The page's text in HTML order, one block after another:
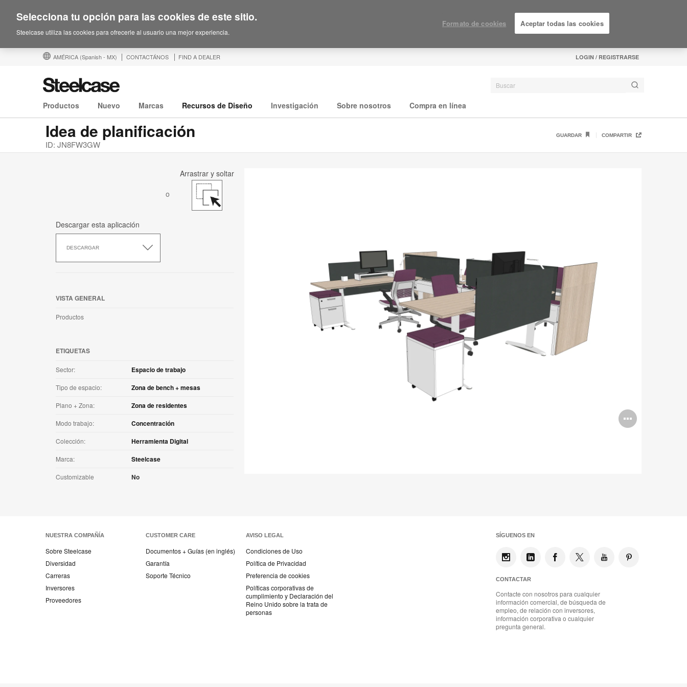
AMÉRICA (Spanish - MX) CONTACTÁNOS FIND A DEALER LOGIN / REGISTRARSE
Productos Nuevo Marcas Recursos de Diseño Investigación Sobre nosotros Compra en línea
Idea de planificación
ID: JN8FW3GW
GUARDAR COMPARTIR
Open
Arrastrar y soltar
o
Descargar esta aplicación
DESCARGAR
esta
VISTA GENERAL
Productos
ETIQUETAS
Sector: Espacio de trabajo
Tipo de espacio: Zona de bench + mesas
Plano + Zona: Zona de residentes
Modo trabajo: Concentración
Colección: Herramienta Digital
Marca: Steelcase
Customizable No
NUESTRA COMPAÑÍA
Sobre Steelcase
Diversidad
Carreras
Inversores
Proveedores
CUSTOMER CARE
Documentos + Guías (en inglés)
Garantía
Soporte Técnico
AVISO LEGAL
Condiciones de Uso
Política de Privacidad
Preferencia de cookies
Políticas corporativas de
cumplimiento y Declaración del
Reino Unido sobre la trata de
personas
SÍGUENOS EN
CONTACTAR
Contacte con nosotros para cualquier
información comercial, de búsqueda de
empleo, de relación con inversores,
información corporativa o cualquier
pregunta general.
Selecciona tu opción para las cookies de este sitio.
Steelcase utiliza las cookies para ofrecerle al usuario una mejor experiencia.
Formato de cookies Aceptar todas las cookies